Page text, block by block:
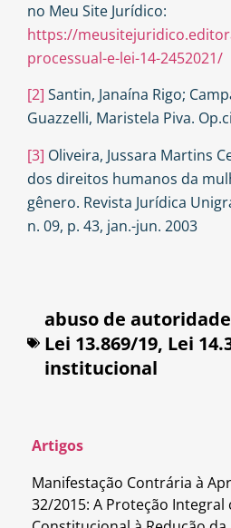
no Meu Site Jurídico:
https://
processual-e-lei-14-2452021/
[2] Santin, Janaína Rigo;
Guazzelli, Maristela Piva.
[3] Oliveira, Jussara Martins
dos direitos humanos da
gênero. Revista Jurídica
n. 09, p. 43, jan.-jun. 2003
abuso de autoridade
Lei 13.869/19, Lei
institucional
Artigos
Manifestação Contrária à
32/2015: A Proteção